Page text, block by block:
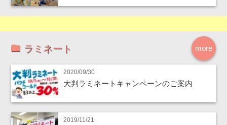
more
ラミネート
2020/09/30
大判ラミネートキャンペーンのご案内
2019/11/21